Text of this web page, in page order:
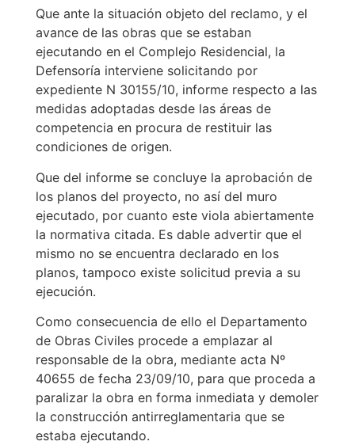
Que ante la situación objeto del reclamo, y el
avance de las obras que se estaban
ejecutando en el Complejo Residencial, la
Defensoría interviene solicitando por
expediente N 30155/10, informe respecto a las
medidas adoptadas desde las áreas de
competencia en procura de restituir las
condiciones de origen.
Que del informe se concluye la aprobación de
los planos del proyecto, no así del muro
ejecutado, por cuanto este viola abiertamente
la normativa citada. Es dable advertir que el
mismo no se encuentra declarado en los
planos, tampoco existe solicitud previa a su
ejecución.
Como consecuencia de ello el Departamento
de Obras Civiles procede a emplazar al
responsable de la obra, mediante acta Nº
40655 de fecha 23/09/10, para que proceda a
paralizar la obra en forma inmediata y demoler
la construcción antirreglamentaria que se
estaba ejecutando.